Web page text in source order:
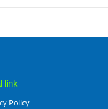
link
Policy